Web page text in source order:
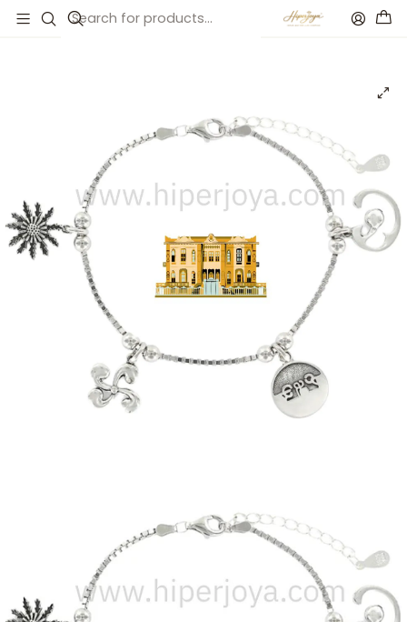
Inicio Catálogo Pulsera de Donostia plata